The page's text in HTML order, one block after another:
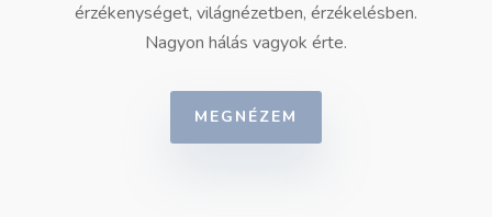
érzékenységet, világnézetben, érzékelésben.
Nagyon hálás vagyok érte.
MEGNÉZEM